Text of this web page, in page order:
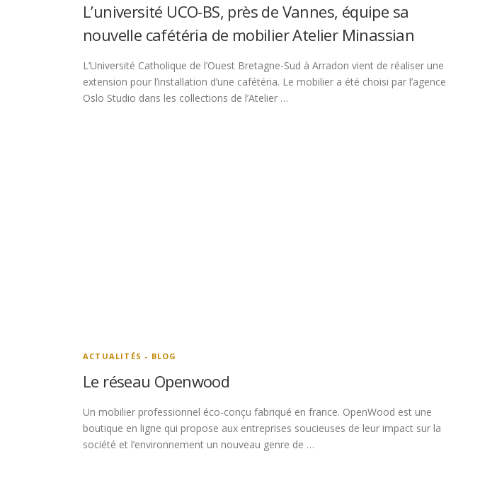
L’université UCO-BS, près de Vannes, équipe sa
nouvelle cafétéria de mobilier Atelier Minassian
L’Université Catholique de l’Ouest Bretagne-Sud à Arradon vient de réaliser une
extension pour l’installation d’une cafétéria. Le mobilier a été choisi par l’agence
Oslo Studio dans les collections de l’Atelier …
ACTUALITÉS - BLOG
Le réseau Openwood
Un mobilier professionnel éco-conçu fabriqué en france. OpenWood est une
boutique en ligne qui propose aux entreprises soucieuses de leur impact sur la
société et l’environnement un nouveau genre de …